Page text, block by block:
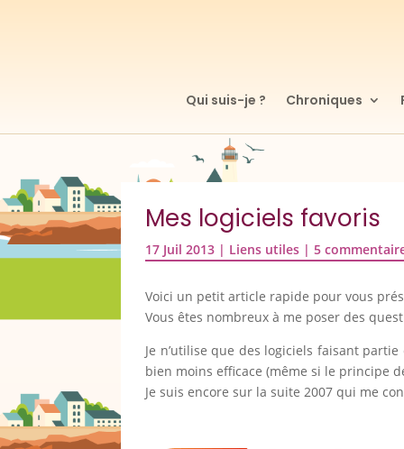
Qui suis-je ? Chroniques
Mes logiciels favoris
17 Juil 2013 | Liens utiles |5
Voici un petit article rapide pour vous
Vous êtes nombreux à me poser des
Je n’utilise que des logiciels faisant
bien moins efficace (même si le principe
Je suis encore sur la suite 2007 qui me